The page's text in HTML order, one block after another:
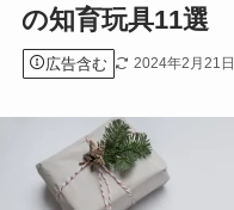
の知育玩具11選
広告含む 2024年2月21日